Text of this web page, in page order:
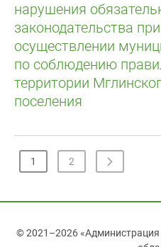
нарушения
законодательства
осуществлении
по соблюдению
территории
поселения
1 2
© 2021–2026